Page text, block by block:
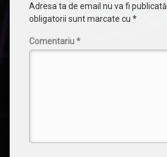
Adresa ta de email nu va fi publicată.
obligatorii sunt marcate cu *
Comentariu*